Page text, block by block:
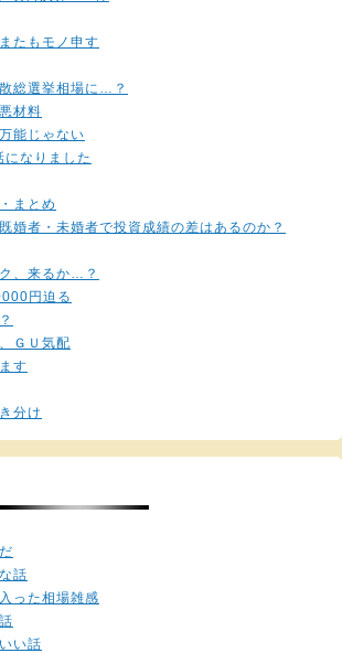
たもモノ申す
総選挙相場に…？
材料
能じゃない
なりました
まとめ
婚者・未婚者で投資成績の差はあるのか？
、来るか…？
円迫る
ＧＵ気配
す
分け
話
った相場雑感
い話